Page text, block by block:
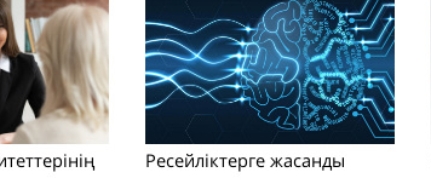
Ресейліктерге жасанды